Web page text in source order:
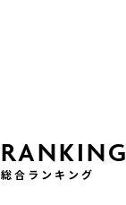
RANKING
総合ランキング